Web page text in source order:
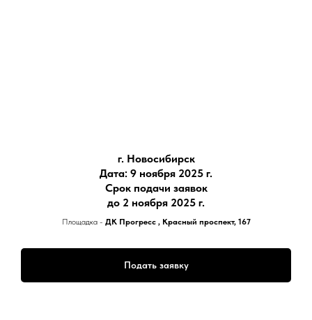
г. Новосибирск
Дата: 9 ноября 2025 г.
Срок подачи заявок
до 2 ноября 2025 г.
Площадка - ДК Прогресс , Красный проспект, 167
Подать заявку